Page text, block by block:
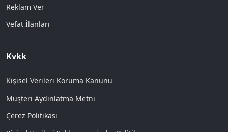
Reklam Ver
Vefat İlanları
Kvkk
Kişisel Verileri Koruma Kanunu
Müşteri Aydınlatma Metni
Çerez Politikası